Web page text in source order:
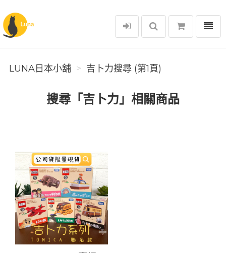
Luna日本小舖
選單
LUNA日本小舖 吉卜力搜尋 (第1頁)
搜尋「吉卜力」相關商品